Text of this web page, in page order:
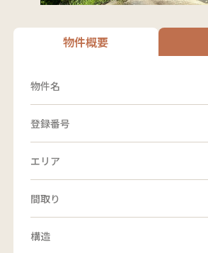
物件概要
物件名
登録番号
エリア
間取り
構造